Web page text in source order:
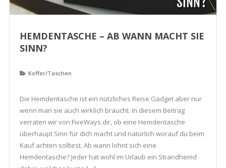
HEMDENTASCHE – AB WANN MACHT SIE
SINN?
Koffer/Taschen
Die Hemdentasche ist ein nützliches Reise Gadget aber nur
wenn man sie auch wirklich braucht. In diesem Beitrag
verraten wir von FiveWays dir, ob eine Hemdentasche
überhaupt Sinn für dich macht und natürlich worauf du beim
Kauf achten solltest. Ab wann lohnt sich eine
Hemdentasche? Jeder hat wohl im Urlaub ein Strandhemd